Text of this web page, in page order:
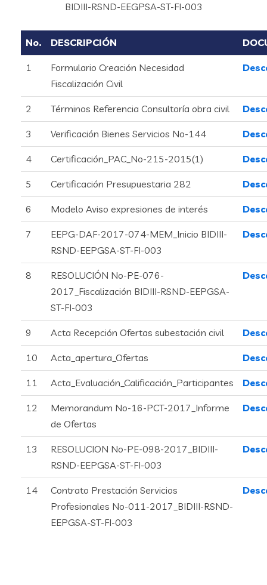
BIDIII-RSND-EEGPSA-ST-FI-003
No. DESCRIPCIÓN
1
Formulario Creación Necesidad
Fiscalización Civil
2 Términos Referencia Consultoría obra civil
3 Verificación Bienes Servicios No-144
4 Certificación_PAC_No-215-2015(1)
5 Certificación Presupuestaria 282
6 Modelo Aviso expresiones de interés
7
EEPG-DAF-2017-074-MEM_Inicio BIDIII-
RSND-EEPGSA-ST-FI-003
8
RESOLUCIÓN No-PE-076-
2017_Fiscalización BIDIII-RSND-EEPGSA-
ST-FI-003
9 Acta Recepción Ofertas subestación civil
10 Acta_apertura_Ofertas
11 Acta_Evaluación_Calificación_Participantes
12
Memorandum No-16-PCT-2017_Informe
de Ofertas
13
RESOLUCION No-PE-098-2017_BIDIII-
RSND-EEPGSA-ST-FI-003
14
Contrato Prestación Servicios
Profesionales No-011-2017_BIDIII-RSND-
EEPGSA-ST-FI-003